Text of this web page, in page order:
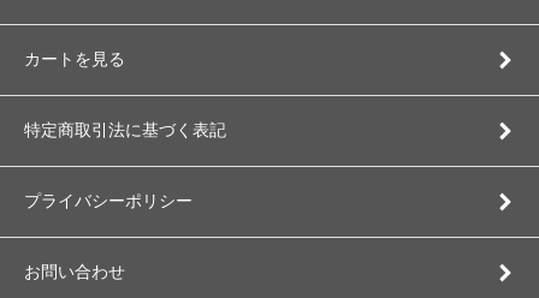
カートを見る
特定商取引法に基づく表記
プライバシーポリシー
お問い合わせ